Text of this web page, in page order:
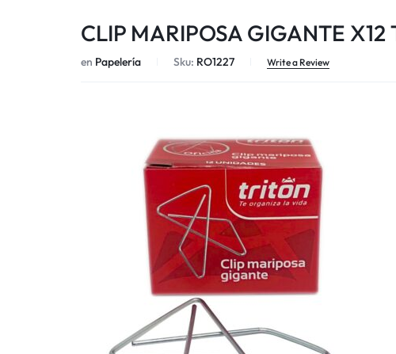
MENOS!
Cafetería
Escolares
Herramientas
Hogar
Otros
Papelería
Tecnología
Todas las categorías
CLIP MARIPOSA GIGANTE X12
en Papelería Sku: RO1227 Write a Review